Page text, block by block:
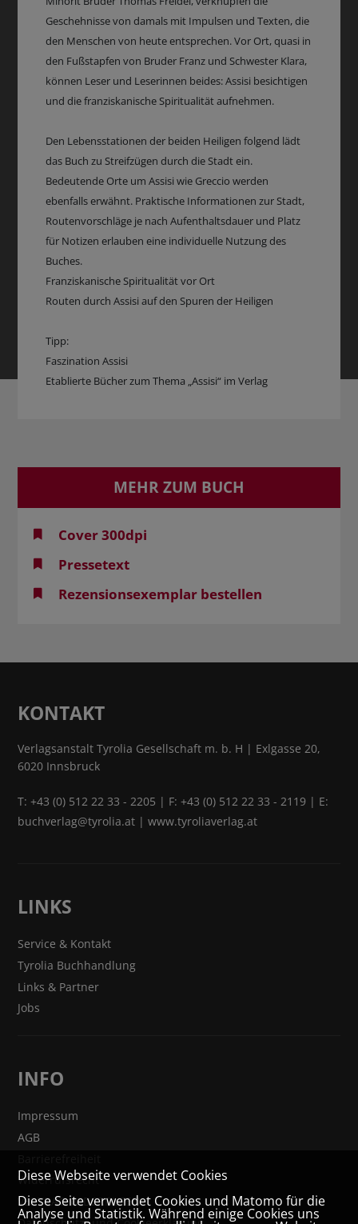
Geschehnisse von damals mit Impulsen und Texten, die
den Menschen von heute entsprechen. Vor Ort, quasi in
den Fußstapfen von Bruder Franz und Schwester Klara,
können Leser und Leserinnen beides: Assisi besichtigen
und die franziskanische Spiritualität aufnehmen.
Den Lebensstationen der beiden Heiligen folgend lädt
das Buch zu Streifzügen durch die Stadt ein.
Bedeutende Orte um Assisi wie Greccio werden
ebenfalls erwähnt. Praktische Informationen zur Stadt,
Routenvorschläge je nach Aufenthaltsdauer und Platz
für Notizen erlauben eine individuelle Nutzung des
Buches.
Franziskanische Spiritualität vor Ort
Routen durch Assisi auf den Spuren der Heiligen
Tipp:
Faszination Assisi
Etablierte Bücher zum Thema „Assisi“ im Verlag
MEHR ZUM BUCH
Cover 300dpi
Pressetext
Rezensionsexemplar bestellen
KONTAKT
Verlagsanstalt Tyrolia Gesellschaft m. b. H | Exlgasse 20,
6020 Innsbruck
T:+43 (0) 512 22 33 - 2205 | F: +43 (0) 512 22 33 - 2119 | E:
buchverlag@tyrolia.at |www.tyroliaverlag.at
LINKS
Service & Kontakt
Tyrolia Buchhandlung
Links & Partner
Jobs
INFO
Impressum
AGB
Widerrufsrecht
VERTRAG WIDERRUFEN
Diese Webseite verwendet Cookies
Diese Seite verwendet Cookies und Matomo für die
Analyse und Statistik. Während einige Cookies uns